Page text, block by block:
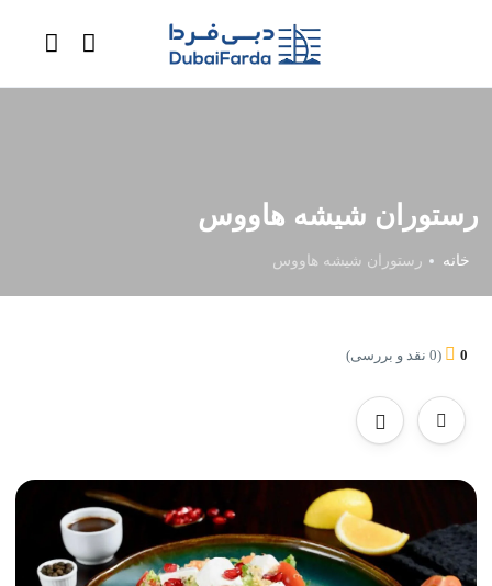
رستوران شیشه هاووس
خانه رستوران شیشه هاووس
0 (0 نقد و بررسی)